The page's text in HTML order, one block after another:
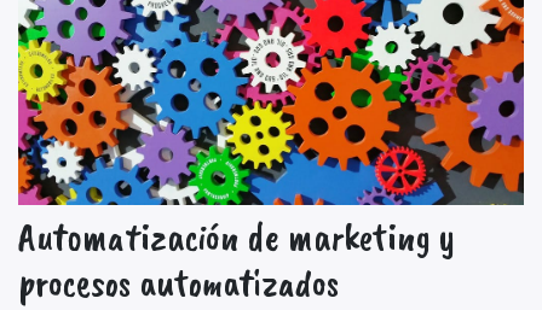
Automatización de marketing y
procesos automatizados